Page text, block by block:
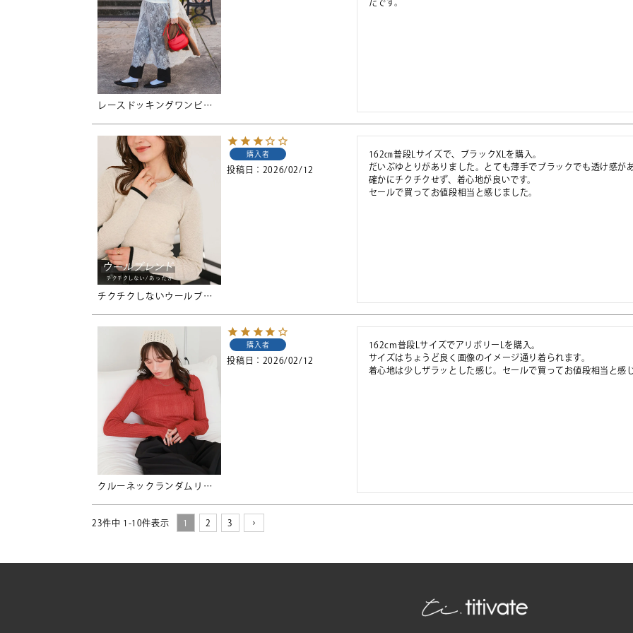
レースドッキングワンピース
たです。
チクチクしないウールブレンドクルーネックリブニット
購入者
投稿日 2026/02/12
162㎝普段Lサイズで、ブラックXLを購入。
だいぶゆとりがありました。とても薄手でブラックでも透け感が
確かにチクチクせず、着心地が良いです。
セールで買ってお値段相当と感じました。
クルーネックランダムリブシアーニット【メール便可／90】
購入者
投稿日 2026/02/12
162cm普段LサイズでアリボリーLを購入。
サイズはちょうど良く画像のイメージ通り着られます。
着心地は少しザラッとした感じ。セールで買ってお値段相当と感
23件中 1 -10件表示 1 2 3